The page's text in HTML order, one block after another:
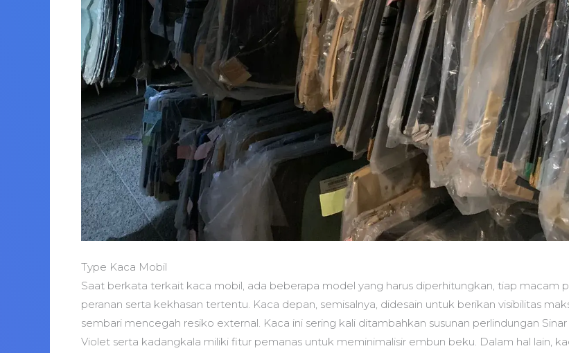
Type Kaca Mobil
Saat berkata terkait kaca mobil, ada beberapa model yang harus diperhitungkan, tiap macam
peranan serta kekhasan tertentu. Kaca depan, semisalnya, didesain untuk berikan visibilitas
sembari mencegah resiko external. Kaca ini sering kali ditambahkan susunan perlindungan Sinar
Violet serta kadangkala miliki fitur pemanas untuk meminimalisir embun beku. Dalam hal lain,